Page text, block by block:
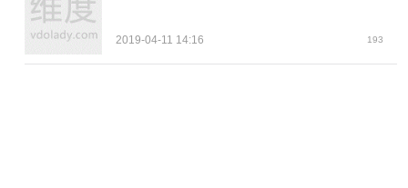
2019-04-11 14:16 193